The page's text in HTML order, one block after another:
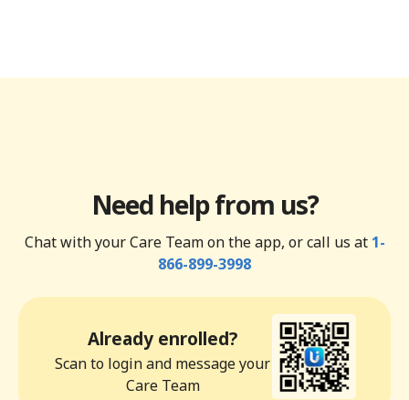
Need help from us?
Chat with your Care Team on the app, or call us at 1-
866-899-3998
Already enrolled?
Scan to login and message your
Care Team